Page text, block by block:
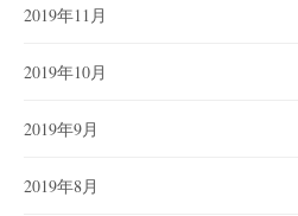
2019年11月
2019年10月
2019年9月
2019年8月